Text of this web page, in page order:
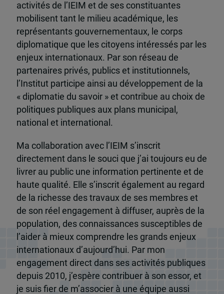
activités de l’IEIM et de ses constituantes
mobilisent tant le milieu académique, les
représentants gouvernementaux, le corps
diplomatique que les citoyens intéressés par les
enjeux internationaux. Par son réseau de
partenaires privés, publics et institutionnels,
l’Institut participe ainsi au développement de la
« diplomatie du savoir » et contribue au choix de
politiques publiques aux plans municipal,
national et international.
Ma collaboration avec l’IEIM s’inscrit
directement dans le souci que j’ai toujours eu de
livrer au public une information pertinente et de
haute qualité. Elle s’inscrit également au regard
de la richesse des travaux de ses membres et
de son réel engagement à diffuser, auprès de la
population, des connaissances susceptibles de
l’aider à mieux comprendre les grands enjeux
internationaux d’aujourd’hui. Par mon
engagement direct dans ses activités publiques
depuis 2010, j’espère contribuer à son essor, et
je suis fier de m’associer à une équipe aussi